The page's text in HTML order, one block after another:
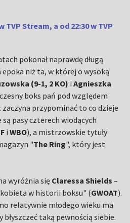
TVP Stream, a od 22:30 w TVP
pokonał naprawdę długą
epoka niż ta, w której o wysoką
(9-1, 2 KO) iAgnieszka
boks pań pod względem
przypominać to co dzieje
pasy czterech wiodących
iWBO), a mistrzowskie tytuły
"The Ring", który jest
wyróżnia się Claressa Shields –
w historii boksu" (GWOAT).
relatywnie młodego wieku ma
taką pewnością siebie.